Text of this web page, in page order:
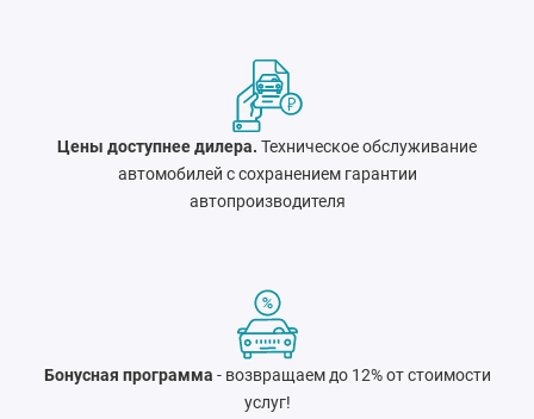
Цены доступнее дилера. Техническое обслуживание
автомобилей с сохранением гарантии
автопроизводителя
Бонусная программа - возвращаем до 12% от стоимости
услуг!